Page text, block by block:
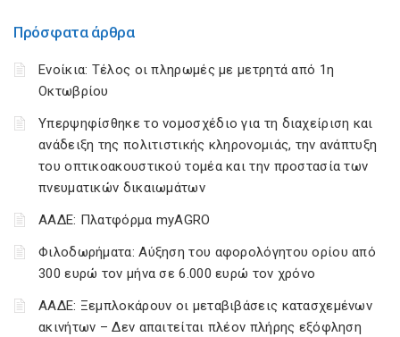
Πρόσφατα άρθρα
Ενοίκια: Τέλος οι πληρωμές με μετρητά από 1η
Οκτωβρίου
Υπερψηφίσθηκε το νομοσχέδιο για τη διαχείριση και
ανάδειξη της πολιτιστικής κληρονομιάς, την ανάπτυξη
του οπτικοακουστικού τομέα και την προστασία των
πνευματικών δικαιωμάτων
ΑΑΔΕ: Πλατφόρμα myAGRO
Φιλοδωρήματα: Αύξηση του αφορολόγητου ορίου από
300 ευρώ τον μήνα σε 6.000 ευρώ τον χρόνο
ΑΑΔΕ: Ξεμπλοκάρουν οι μεταβιβάσεις κατασχεμένων
ακινήτων – Δεν απαιτείται πλέον πλήρης εξόφληση